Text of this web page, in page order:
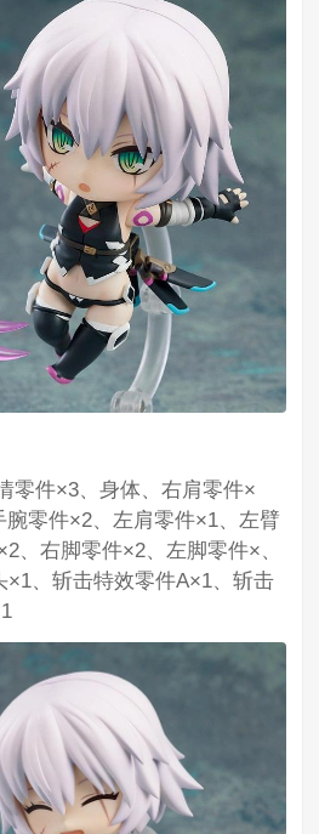
零件×3、身体、右肩零件×
零件×2、左肩零件×1、左臂
、右脚零件×2、左脚零件×、
×1、斩击特效零件A×1、斩击